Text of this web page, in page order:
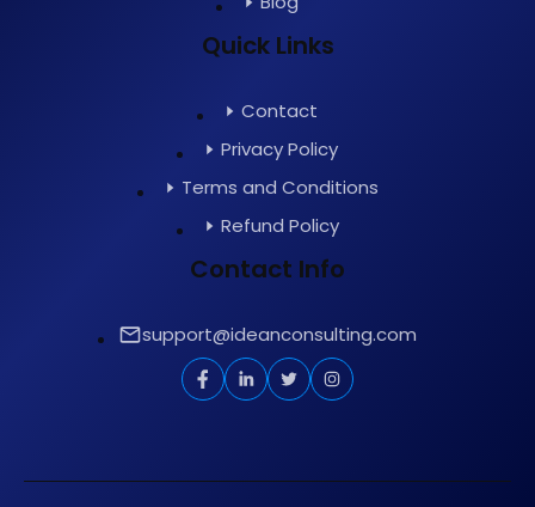
Quick Links
Contact
Privacy Policy
Terms and Conditions
Refund Policy
Contact Info
support@ideanconsulting.com